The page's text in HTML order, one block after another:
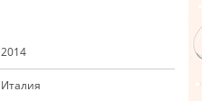
2014
Италия